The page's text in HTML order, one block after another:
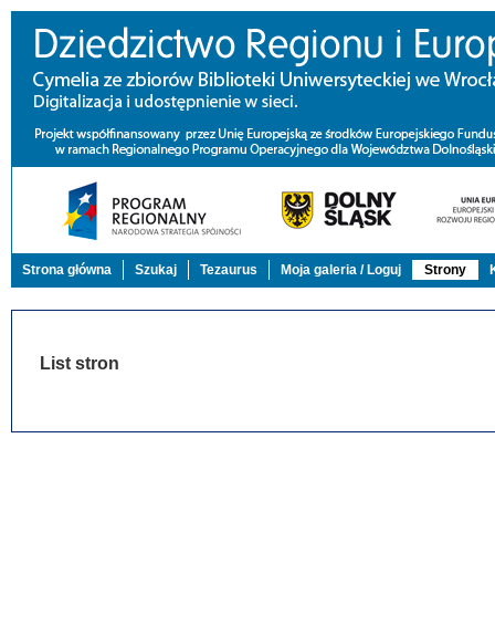
Strona główna Szukaj Tezaurus Moja galeria / Loguj Strony
List stron